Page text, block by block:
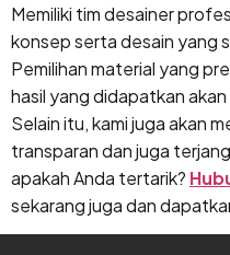
Memiliki tim desainer
konsep serta desain yang
Pemilihan material yang
hasil yang didapatkan akan
Selain itu, kami juga akan
transparan dan juga
apakah Anda tertarik?
sekarang juga dan